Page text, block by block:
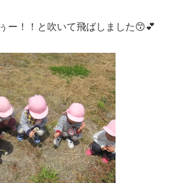
ー！！と吹いて飛ばしました😙💕